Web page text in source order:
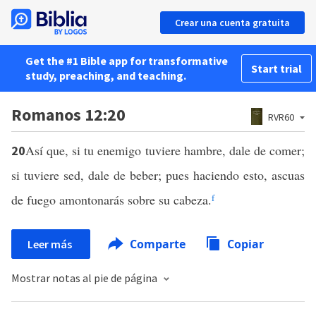
Crear una cuenta gratuita
Get the #1 Bible app for transformative
study, preaching, and teaching.
Start trial
Romanos 12:20 RVR60
20Así que, si tu enemigo tuviere hambre, dale de comer;
si tuviere sed, dale de beber; pues haciendo esto, ascuas
de fuego amontonarás sobre su cabeza.f
Leer más Comparte Copiar
Mostrar notas al pie de página